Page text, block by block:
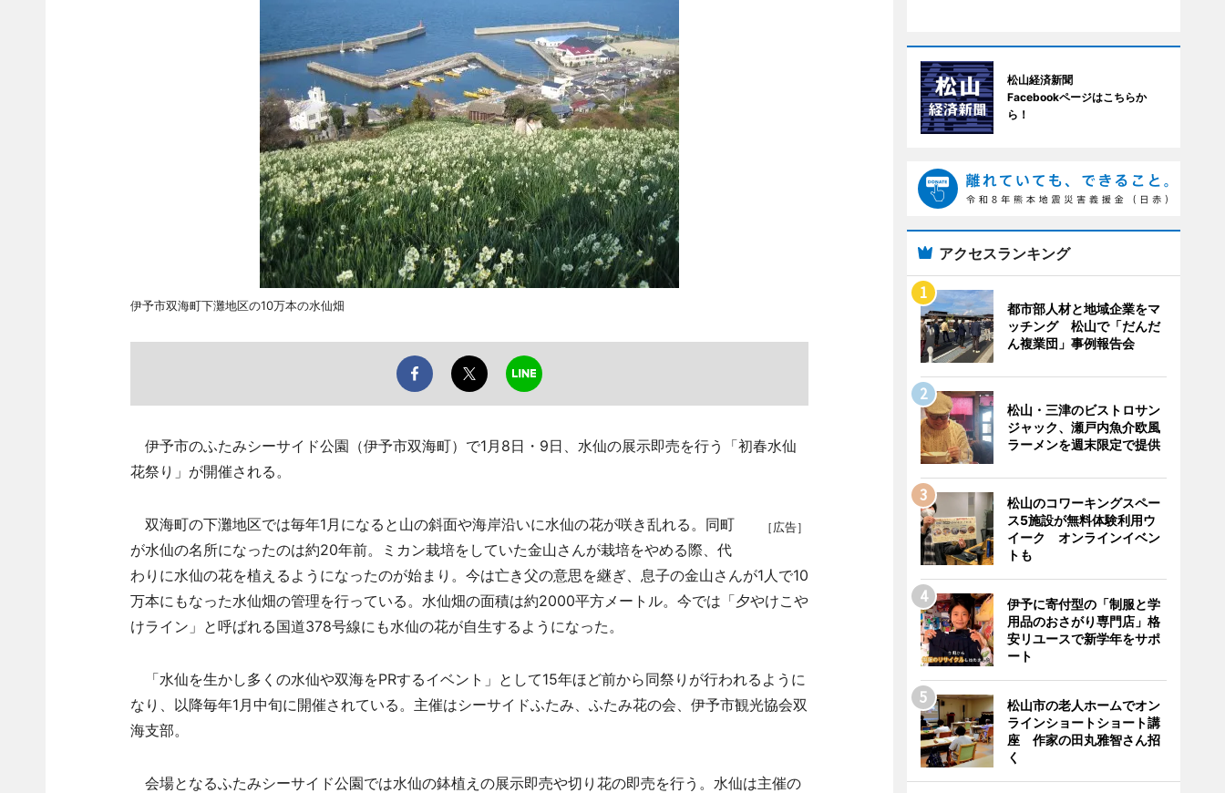
伊予市双海町下灘地区の10万本の水仙畑
伊予市のふたみシーサイド公園（伊予市双海町）で1月8日・9日、水仙の展示即売を行う「初春水仙
花祭り」が開催される。
［広告］
双海町の下灘地区では毎年1月になると山の斜面や海岸沿いに水仙の花が咲き乱れる。同町
が水仙の名所になったのは約20年前。ミカン栽培をしていた金山さんが栽培をやめる際、代
わりに水仙の花を植えるようになったのが始まり。今は亡き父の意思を継ぎ、息子の金山さんが1人で10
万本にもなった水仙畑の管理を行っている。水仙畑の面積は約2000平方メートル。今では「夕やけこや
けライン」と呼ばれる国道378号線にも水仙の花が自生するようになった。
「水仙を生かし多くの水仙や双海をPRするイベント」として15年ほど前から同祭りが行われるように
なり、以降毎年1月中旬に開催されている。主催はシーサイドふたみ、ふたみ花の会、伊予市観光協会双
海支部。
会場となるふたみシーサイド公園では水仙の鉢植えの展示即売や切り花の即売を行う。水仙は主催の
松山経済新聞
Facebookページはこちらか
ら！
アクセスランキング
都市部人材と地域企業をマ
ッチング 松山で「だんだ
ん複業団」事例報告会
松山・三津のビストロサン
ジャック、瀬戸内魚介欧風
ラーメンを週末限定で提供
松山のコワーキングスペー
ス5施設が無料体験利用ウ
イーク オンラインイベン
トも
伊予に寄付型の「制服と学
用品のおさがり専門店」格
安リユースで新学年をサポ
ート
松山市の老人ホームでオン
ラインショートショート講
座 作家の田丸雅智さん招
く